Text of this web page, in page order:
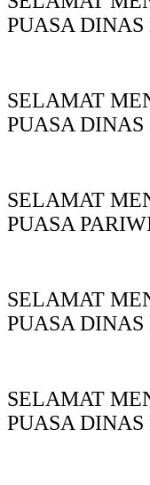
PUASA
SELAMAT
PUASA
SELAMAT
PUASA
SELAMAT
PUASA
SELAMAT
PUASA DINAS